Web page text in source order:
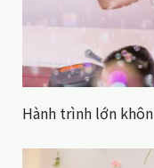
Hành trình lớn